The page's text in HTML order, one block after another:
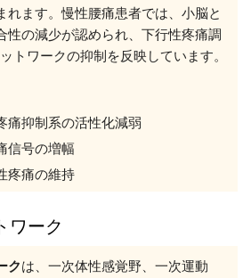
れます。慢性腰痛患者では、小脳と
性の減少が認められ、下行性疼痛調
トワークの抑制を反映しています。
痛抑制系の活性化減弱
信号の増幅
疼痛の維持
ワーク
クは、一次体性感覚野、一次運動